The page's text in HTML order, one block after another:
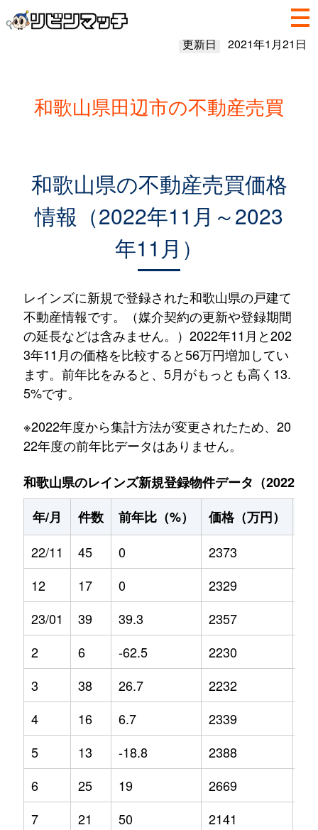
更新日 2021年1月21日
和歌山県田辺市の不動産売買
和歌山県の不動産売買価格
情報（2022年11月～2023
年11月）
レインズに新規で登録された和歌山県の戸建て
不動産情報です。（媒介契約の更新や登録期間
の延長などは含みません。）2022年11月と202
3年11月の価格を比較すると56万円増加してい
ます。前年比をみると、5月がもっとも高く13.
5%です。
※2022年度から集計方法が変更されたため、20
22年度の前年比データはありません。
和歌山県のレインズ新規登録物件データ（2022年
年/月
件数 前年比（%） 価格（万円）
22/11
45 0 2373
12
17 0 2329
23/01
39 39.3 2357
2
6 -62.5 2230
3
38 26.7 2232
4
16 6.7 2339
5
13 -18.8 2388
6
25 19 2669
7
21 50 2141